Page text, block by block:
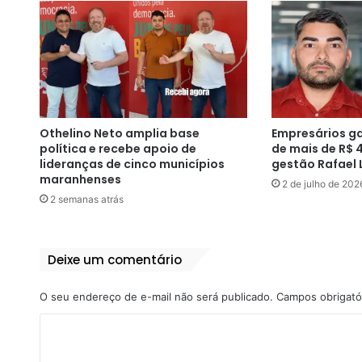
Othelino Neto amplia base
política e recebe apoio de
lideranças de cinco municípios
maranhenses
2 semanas atrás
Empresários
de mais de R$
gestão Rafael
2 de julho de
Deixe um comentário
O seu endereço de e-mail não será publicado. Campos